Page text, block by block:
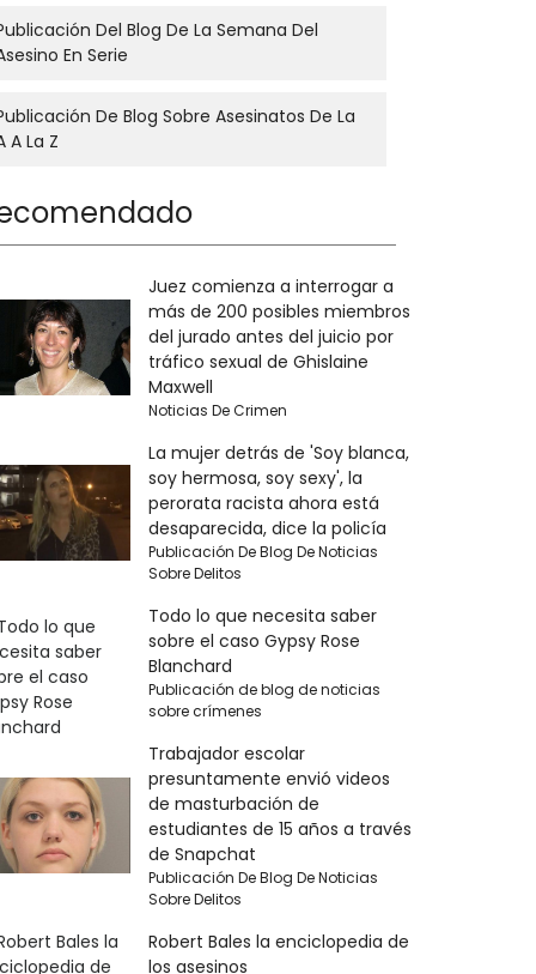
Del Blog De La Semana Del
En Serie
De Blog Sobre Asesinatos De La
A La Z
Juez comienza a interrogar a
más de 200 posibles miembros
del jurado antes del juicio por
tráfico sexual de Ghislaine
Maxwell
Noticias De Crimen
La mujer detrás de 'Soy blanca,
soy hermosa, soy sexy', la
perorata racista ahora está
desaparecida, dice la policía
Publicación De Blog De Noticias
Sobre Delitos
Todo lo que necesita saber
sobre el caso Gypsy Rose
Blanchard
Publicación de blog de noticias
sobre crímenes
Trabajador escolar
presuntamente envió videos
de masturbación de
estudiantes de 15 años a través
de Snapchat
Publicación De Blog De Noticias
Sobre Delitos
Robert Bales la enciclopedia de
los asesinos